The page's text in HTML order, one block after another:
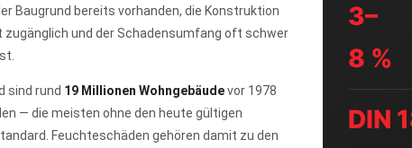
Baugrund bereits vorhanden, die Konstruktion
zugänglich und der Schadensumfang oft schwer
sind rund 19 Millionen Wohngebäudevor 1978
— die meisten ohne den heute gültigen
Feuchteschäden gehören damit zu den
3–
8 %
DIN